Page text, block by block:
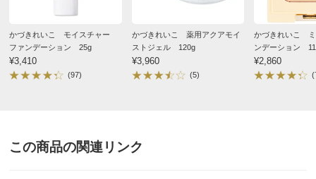
かづきれいこ モイスチャー
ファンデーション 25g
¥3,410
(97)
かづきれいこ 薬用アクアモイ
ストジェル 120g
¥3,960
(5)
かづきれいこ ミ
ンデーション
レフィル）
¥2,860
この商品の関連リンク